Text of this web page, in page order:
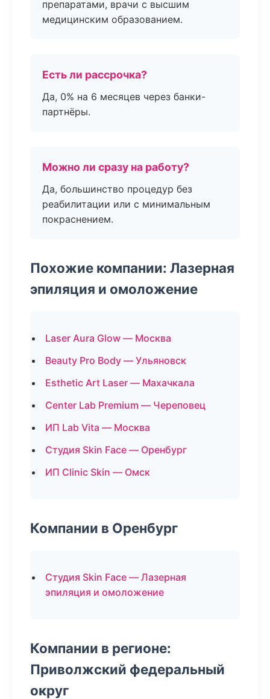
препаратами, врачи с высшим
медицинским образованием.
Есть ли рассрочка?
Да, 0% на 6 месяцев через банки-
партнёры.
Можно ли сразу на работу?
Да, большинство процедур без
реабилитации или с минимальным
покраснением.
Похожие компании: Лазерная
эпиляция и омоложение
Laser Aura Glow — Москва
Beauty Pro Body — Ульяновск
Esthetic Art Laser — Махачкала
Center Lab Premium — Череповец
ИП Lab Vita — Москва
Студия Skin Face — Оренбург
ИП Clinic Skin — Омск
Компании в Оренбург
Студия Skin Face — Лазерная
эпиляция и омоложение
Компании в регионе:
Приволжский федеральный
округ